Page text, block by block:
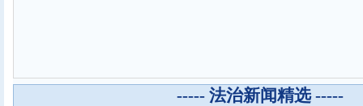
----- 法治新闻精选 -----